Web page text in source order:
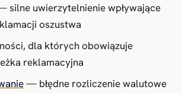
silne uwierzytelnienie wpływające
oszustwa
dla których obowiązuje
reklamacyjna
— błędne rozliczenie walutowe